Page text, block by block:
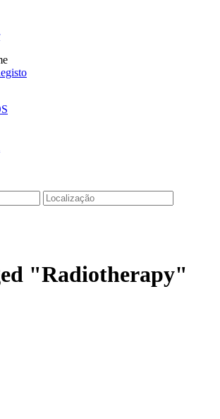
"Radiotherapy"